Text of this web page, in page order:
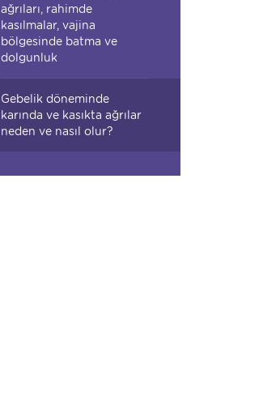
ağrıları, rahimde
kasılmalar, vajina
bölgesinde batma ve
dolgunluk
Gebelik döneminde
karında ve kasıkta ağrılar
neden ve nasıl olur?